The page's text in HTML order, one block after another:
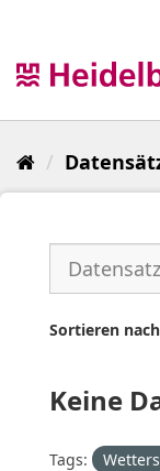
Sortieren nach
Keine
Tags: